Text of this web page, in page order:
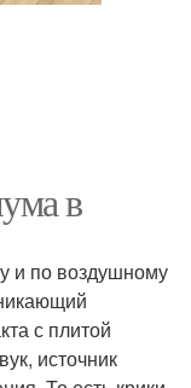
в
и по воздушному
с плитой
источник